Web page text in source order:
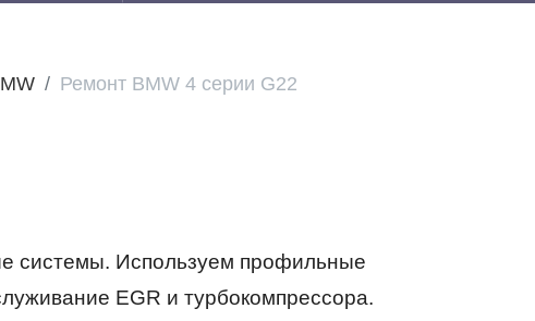
Ремонт BMW 4 серии G22
системы. Используем профильные
EGR и турбокомпрессора.